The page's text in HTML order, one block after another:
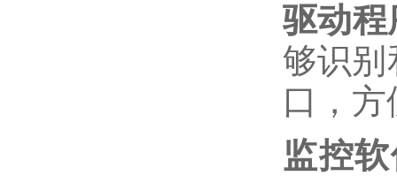
驱动程
够识
口，
监控